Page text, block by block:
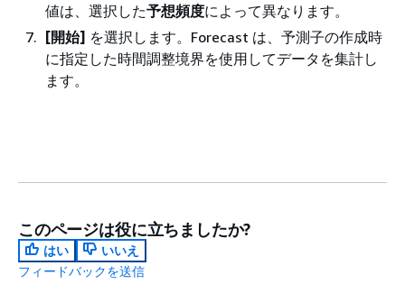
値は、選択した予想頻度によって異なります。
[開始] を選択します。Forecast は、予測子の作成時
に指定した時間調整境界を使用してデータを集計し
ます。
このページは役に立ちましたか?
はい
いいえ
フィードバックを送信